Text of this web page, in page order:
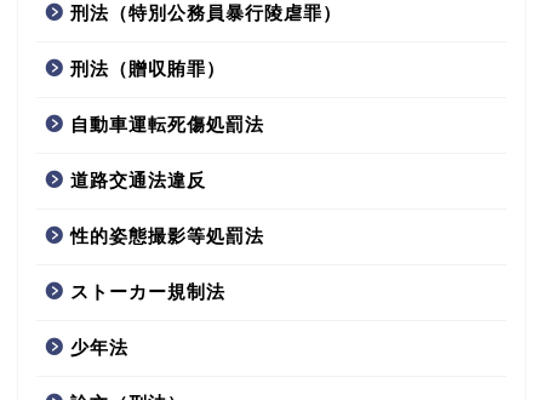
刑法（特別公務員暴行陵虐罪）
刑法（贈収賄罪）
自動車運転死傷処罰法
道路交通法違反
性的姿態撮影等処罰法
ストーカー規制法
少年法